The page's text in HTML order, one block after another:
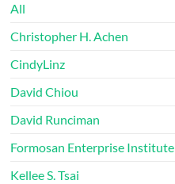
All
Christopher H. Achen
CindyLinz
David Chiou
David Runciman
Formosan Enterprise Institute
Kellee S. Tsai